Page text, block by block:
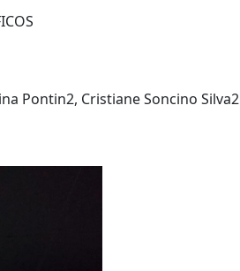
Pontin2, Cristiane Soncino Silva2